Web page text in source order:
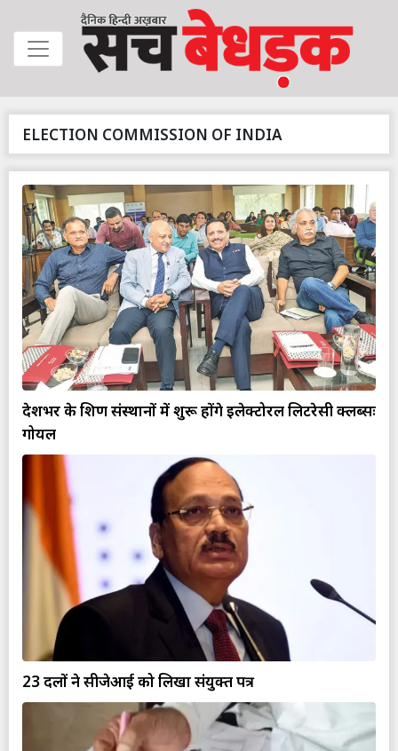
ELECTION COMMISSION OF INDIA
देशभर के शिक्षण संस्थानों में शुरू होंगे इलेक्टोरल लिटरेसी क्लब्सः
गोयल
23 दलों ने सीजेआई को लिखा संयुक्त पत्र